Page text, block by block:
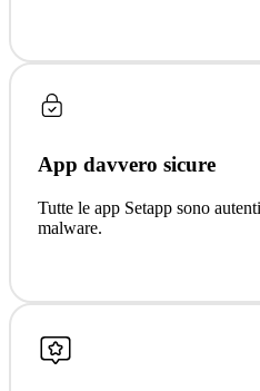
App davvero sicure
Tutte le app Setapp sono
malware.